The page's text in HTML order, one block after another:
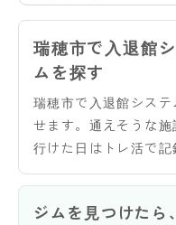
瑞穂市で入退館
ムを探す
瑞穂市で入退館シス
せます。通えそうな施
行けた日はトレ活で記
ジムを見つけたら